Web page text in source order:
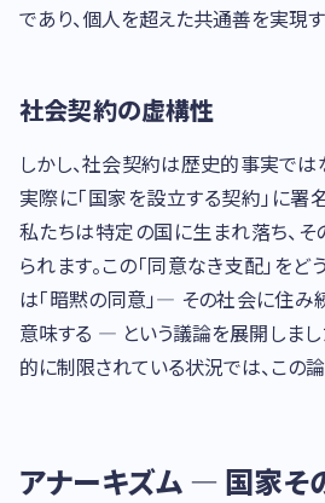
であり、個人を超えた共通善を実現す
社会契約の虚構性
しかし、社会契約は歴史的事実では
実際に「国家を設立する契約」に署
私たちは特定の国に生まれ落ち、
られます。この「同意なき支配」をど
は「暗黙の同意」— その社会に住
意味する — という議論を展開しま
的に制限されている状況では、この
アナーキズム — 国家そ